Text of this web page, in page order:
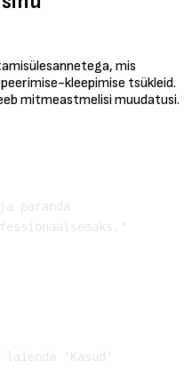
mis
kleepimise tsükleid.
mitmeastmelisi muudatusi.
paranda
'Kasud'